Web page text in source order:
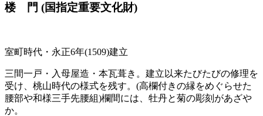
楼 門 (国指定重要文化財)
室町時代・永正6年(1509)建立
三間一戸・入母屋造・本瓦葺き。建立以来たびたびの修理を
受け、桃山時代の様式を残す。(高欄付きの縁をめぐらせた
腰部や和様三手先腰組)欄間には、牡丹と菊の彫刻があざや
か。